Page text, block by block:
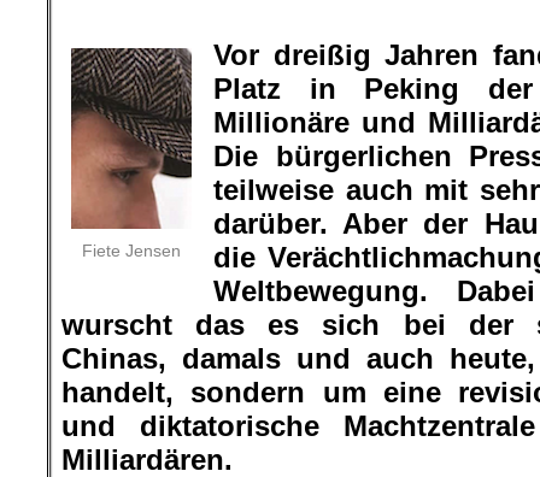
Fiete Jensen
Vor dreißig Jahren
Platz in Peking
Millionäre und
Die bürgerlichen
teilweise auch mit
darüber. Aber der
die
Weltbewegung.
wurscht das es sich bei der
Chinas, damals und auch
handelt, sondern um eine
und diktatorische
Milliardären.